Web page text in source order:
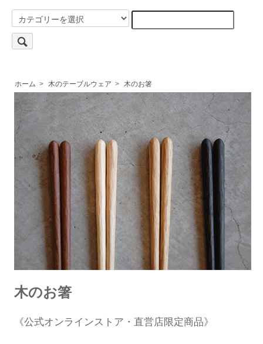
ホーム > 木のテーブルウェア > 木のお箸
木のお箸
《公式オンラインストア・直営店限定商品》